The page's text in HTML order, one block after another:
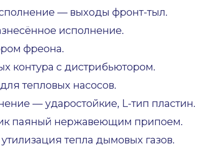
— выходы фронт-тыл.
исполнение.
фреона.
контура с дистрибьютором.
тепловых насосов.
— ударостойкие, L-тип пластин.
паяный нержавеющим припоем.
тепла дымовых газов.